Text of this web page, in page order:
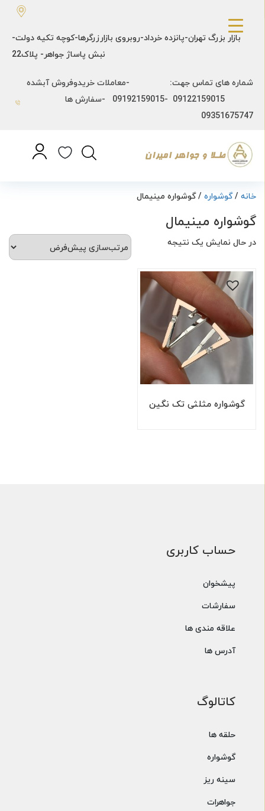
بازار بزرگ تهران-پانزده خرداد-روبروی بازارزرگرها-کوچه تکیه دولت-
نبش پاساژ جواهر- پلاک22
شماره های تماس جهت: -معاملات خریدوفروش آبشده
09122159015 -09192159015 -سفارش ها
09351675747
خانه /گوشواره / گوشواره مینیمال
گوشواره مینیمال
در حال نمایش یک نتیجه
گوشواره مثلثی تک نگین
حساب کاربری
پیشخوان
سفارشات
علاقه مندی ها
آدرس ها
کاتالوگ
حلقه ها
گوشواره
سینه ریز
جواهرات